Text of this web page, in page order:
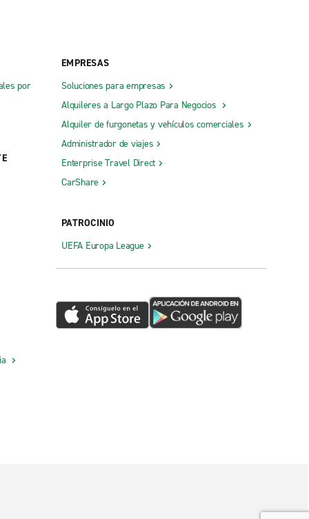
por
EMPRESAS
Soluciones para empresas
Alquileres a Largo Plazo Para Negocios
Alquiler de furgonetas y vehículos comerciales
Administrador de viajes
Enterprise Travel Direct
CarShare
PATROCINIO
UEFA Europa League